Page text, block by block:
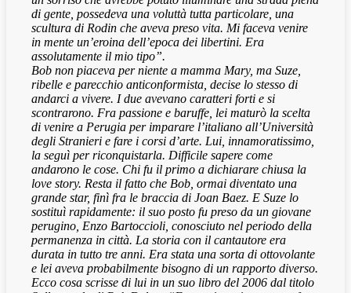
di gente, possedeva una voluttà tutta particolare, una
scultura di Rodin che aveva preso vita. Mi faceva venire
in mente un’eroina dell’epoca dei libertini. Era
assolutamente il mio tipo”.
Bob non piaceva per niente a mamma Mary, ma Suze,
ribelle e parecchio anticonformista, decise lo stesso di
andarci a vivere. I due avevano caratteri forti e si
scontrarono. Fra passione e baruffe, lei maturò la scelta
di venire a Perugia per imparare l’italiano all’Università
degli Stranieri e fare i corsi d’arte. Lui, innamoratissimo,
la seguì per riconquistarla. Difficile sapere come
andarono le cose. Chi fu il primo a dichiarare chiusa la
love story. Resta il fatto che Bob, ormai diventato una
grande star, finì fra le braccia di Joan Baez. E Suze lo
sostituì rapidamente: il suo posto fu preso da un giovane
perugino, Enzo Bartoccioli, conosciuto nel periodo della
permanenza in città. La storia con il cantautore era
durata in tutto tre anni. Era stata una sorta di ottovolante
e lei aveva probabilmente bisogno di un rapporto diverso.
Ecco cosa scrisse di lui in un suo libro del 2006 dal titolo